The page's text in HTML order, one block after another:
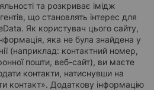
та розкриває імідж
що становлять інтерес для
Як користувач цього сайту,
яка не була знайдена у
(наприклад: контактний номер,
пошти, веб-сайт), ви маєте
контакти, натиснувши на
контакт». Додаткову інформацію